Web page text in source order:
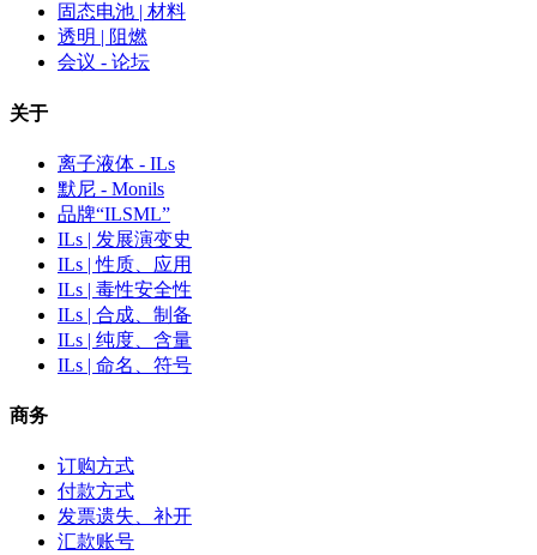
固态电池 | 材料
透明 | 阻燃
会议 - 论坛
关于
离子液体 - ILs
默尼 - Monils
品牌“ILSML”
ILs | 发展演变史
ILs | 性质、应用
ILs | 毒性安全性
ILs | 合成、制备
ILs | 纯度、含量
ILs | 命名、符号
商务
订购方式
付款方式
发票遗失、补开
汇款账号